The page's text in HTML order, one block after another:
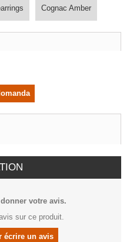
Cognac Amber
votre avis.
sur ce produit.
écrire un avis